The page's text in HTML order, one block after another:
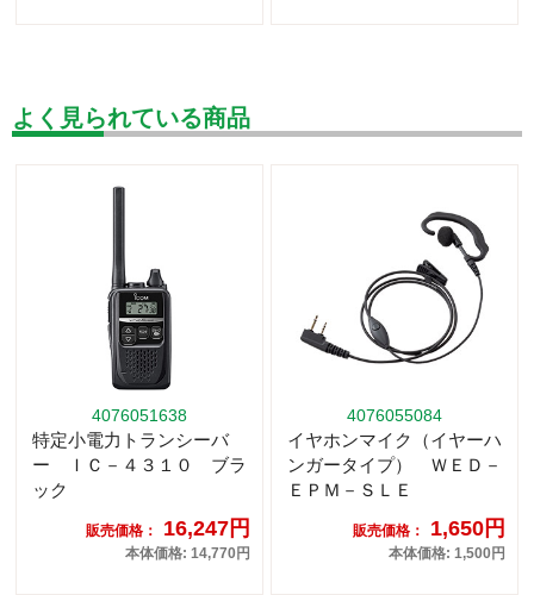
よく見られている商品
4076051638
特定小電力トランシーバ
ー ＩＣ－４３１０ ブラ
ック
販売価格： 16,247円
本体価格: 14,770円
4076055084
イヤホンマイク（イヤーハ
ンガータイプ） ＷＥＤ－
ＥＰＭ－ＳＬＥ
販売価格： 1,650円
本体価格: 1,500円